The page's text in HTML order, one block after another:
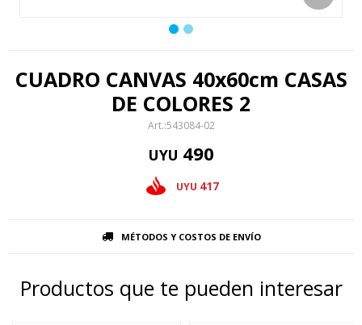
CUADRO CANVAS 40x60cm CASAS
DE COLORES 2
543084-02
UYU 490
UYU 417
MÉTODOS Y COSTOS DE ENVÍO
Productos que te pueden interesar